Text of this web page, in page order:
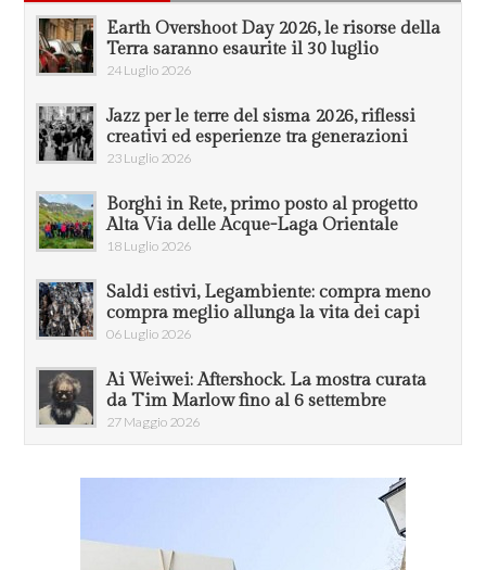
Earth Overshoot Day 2026, le risorse della
Terra saranno esaurite il 30 luglio
24 Luglio 2026
Jazz per le terre del sisma 2026, riflessi
creativi ed esperienze tra generazioni
23 Luglio 2026
Borghi in Rete, primo posto al progetto
Alta Via delle Acque-Laga Orientale
18 Luglio 2026
Saldi estivi, Legambiente: compra meno
compra meglio allunga la vita dei capi
06 Luglio 2026
Ai Weiwei: Aftershock. La mostra curata
da Tim Marlow fino al 6 settembre
27 Maggio 2026